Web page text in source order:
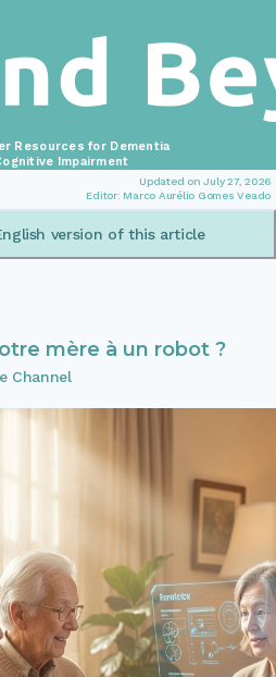
Updated on July 27, 2026
Editor: Marco Aurélio Gomes Veado
Resources for Dementia
Impairment
version of this article
mère à un robot ?
Channel